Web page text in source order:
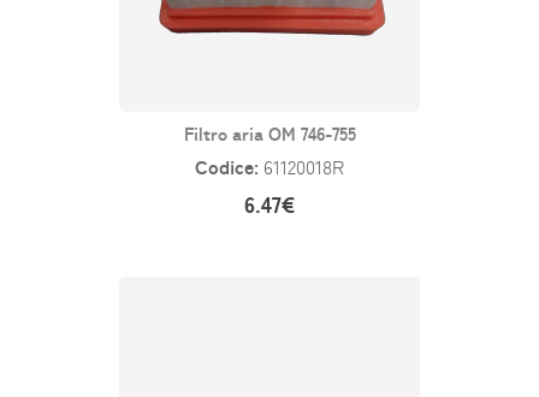
Filtro aria OM 746-755
Codice: 61120018R
6.47€